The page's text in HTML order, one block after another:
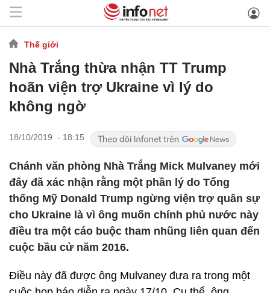
Thế giới
Nhà Trắng thừa nhận TT Trump
hoãn viện trợ Ukraine vì lý do
không ngờ
18/10/2019 - 18:15
Chánh văn phòng Nhà Trắng Mick Mulvaney mới
đây đã xác nhận rằng một phần lý do Tổng
thống Mỹ Donald Trump ngừng viện trợ quân sự
cho Ukraine là vì ông muốn chính phủ nước này
điều tra một cáo buộc tham nhũng liên quan đến
cuộc bầu cử năm 2016.
Điều này đã được ông Mulvaney đưa ra trong một